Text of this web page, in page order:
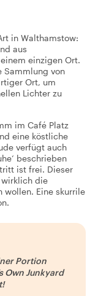
in Walthamstow:
aus
einzigen Ort.
Sammlung von
Ort, um
Lichter zu
im Café Platz
eine köstliche
verfügt auch
beschrieben
ist frei. Dieser
die
wollen. Eine skurrile
Portion
Own Junkyard